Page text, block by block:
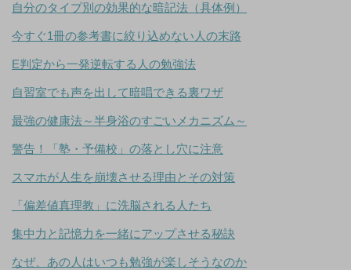
自分のタイプ別の効果的な暗記法（具体例）
今すぐ1冊の参考書に絞り込めない人の末路
E判定から一発逆転する人の勉強法
自習室でも声を出して暗唱できる裏ワザ
最強の健康法～半身浴のすごいメカニズム～
警告！「塾・予備校」の落とし穴に注意
スマホが人生を崩壊させる理由とその対策
「偏差値真理教」に洗脳される人たち
集中力と記憶力を一緒にアップさせる秘訣
なぜ、あの人はいつも勉強が楽しそうなのか